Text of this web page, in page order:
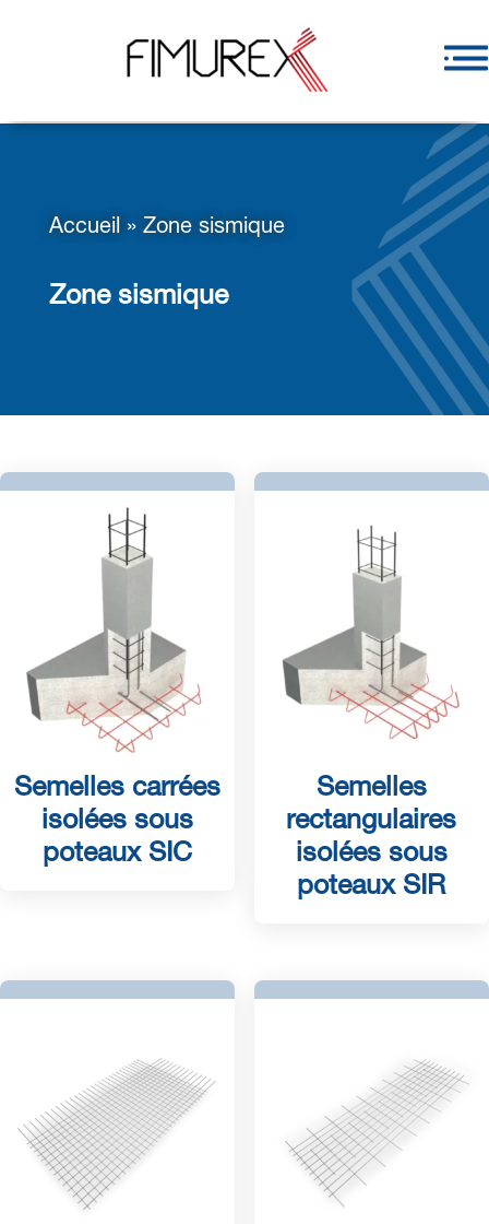
Accueil » Zone sismique
Zone sismique
Semelles carrées
isolées sous
poteaux SIC
Semelles
rectangulaires
isolées sous
poteaux SIR